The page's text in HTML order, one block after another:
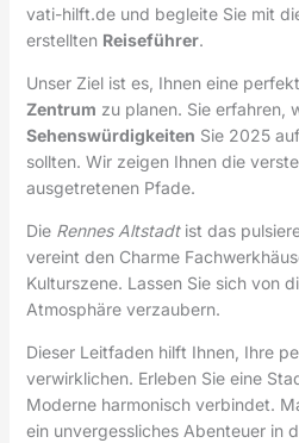
vati-hilft.de und begleite Sie mit
erstellten Reiseführer.
Unser Ziel ist es, Ihnen eine
Zentrum zu planen. Sie erfahren,
Sehenswürdigkeiten Sie 2025
sollten. Wir zeigen Ihnen die
ausgetretenen Pfade.
Die Rennes Altstadtist das
vereint den Charme
Kulturszene. Lassen Sie sich von
Atmosphäre verzaubern.
Dieser Leitfaden hilft Ihnen, Ihre
verwirklichen. Erleben Sie eine
Moderne harmonisch verbindet.
ein unvergessliches Abenteuer in